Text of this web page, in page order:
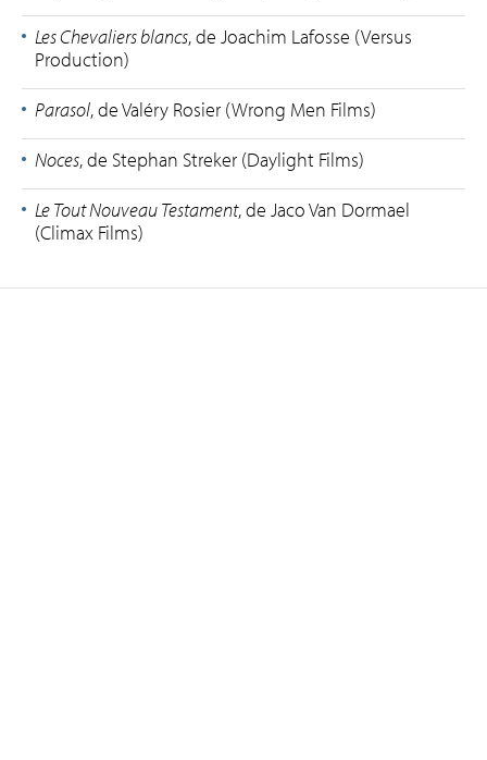
Les Chevaliers blancs, de Joachim Lafosse (Versus
Production)
Parasol, de Valéry Rosier (Wrong Men Films)
Noces, de Stephan Streker (Daylight Films)
Le Tout Nouveau Testament, de Jaco Van Dormael
(Climax Films)